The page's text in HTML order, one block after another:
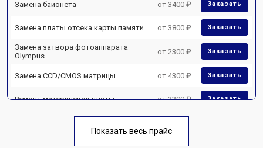
Замена байонета от 3400 ₽ Заказать
Замена платы отсека карты памяти от 3800 ₽ Заказать
Замена затвора фотоаппарата
Olympus
от 2300 ₽ Заказать
Замена CCD/CMOS матрицы от 4300 ₽ Заказать
Ремонт материнской платы от 3300 ₽ Заказать
Чистка матрицы фотоаппарата
Показать весь прайс